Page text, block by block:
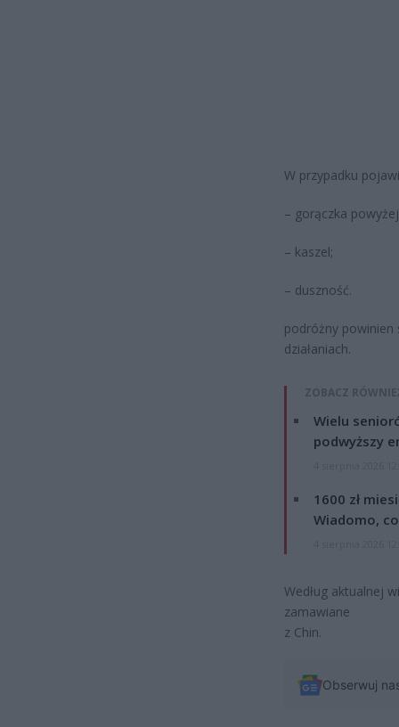
W przypadku
– gorączka
– kaszel;
– duszność.
podróżny
działaniach.
ZOBACZ
Wielu
podwyższy
1600 zł
Wiadomo,
Według aktualnej
zamawiane
z Chin.
Obserwuj